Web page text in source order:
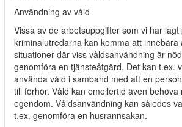
Användning av våld
Vissa av de arbetsuppgifter som vi har lagt
kriminalutredarna kan komma att innebära
situationer där viss våldsanvändning är
genomföra en tjänsteåtgärd. Det kan t.ex.
använda våld i samband med att en
till förhör. Våld kan emellertid även behöva
egendom. Våldsanvändning kan således
t.ex. genomföra en husrannsakan.